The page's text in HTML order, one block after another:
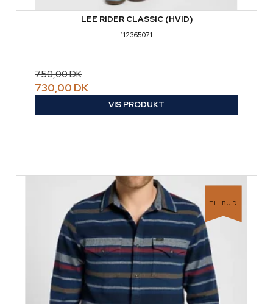
LEE RIDER CLASSIC (HVID)
112365071
750,00 DK
730,00 DK
VIS PRODUKT
TILBUD